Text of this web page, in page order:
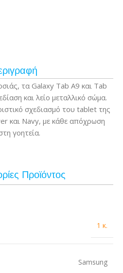
τα Galaxy Tab A9 και Tab
και λείο μεταλλικό σώμα.
σχεδιασμό του tablet της
και Navy, με κάθε απόχρωση
γοητεία.
Προϊόντος
1 κ.
Samsung